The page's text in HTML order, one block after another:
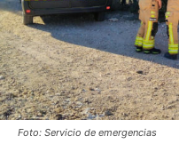
Foto: Servicio de emergencias